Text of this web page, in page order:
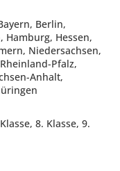
Berlin,
Hamburg, Hessen,
Niedersachsen,
Pfalz,
Anhalt,
8. Klasse, 9.